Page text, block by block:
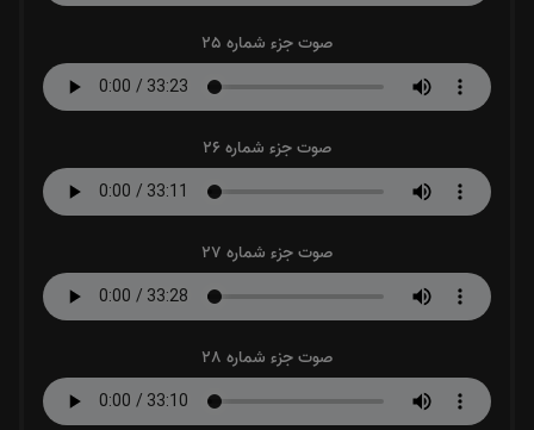
صوت جزء شماره 25
صوت جزء شماره 26
صوت جزء شماره 27
صوت جزء شماره 28